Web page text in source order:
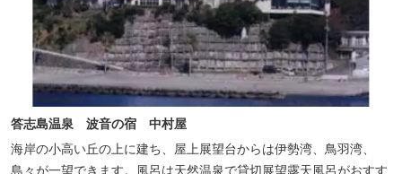
答志島温泉 波音の宿 中村屋
海岸の小高い丘の上に建ち、屋上展望台からは伊勢湾、鳥羽湾、
島々が一望できます。風呂は天然温泉で貸切展望露天風呂がおすす